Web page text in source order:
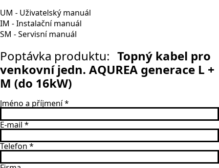
UM - Uživatelský manuál
IM - Instalační manuál
SM - Servisní manuál
Poptávka produktu: Topný kabel pro
venkovní jedn. AQUREA generace L +
M (do 16kW)
Jméno a příjmení*
E-mail *
Telefon *